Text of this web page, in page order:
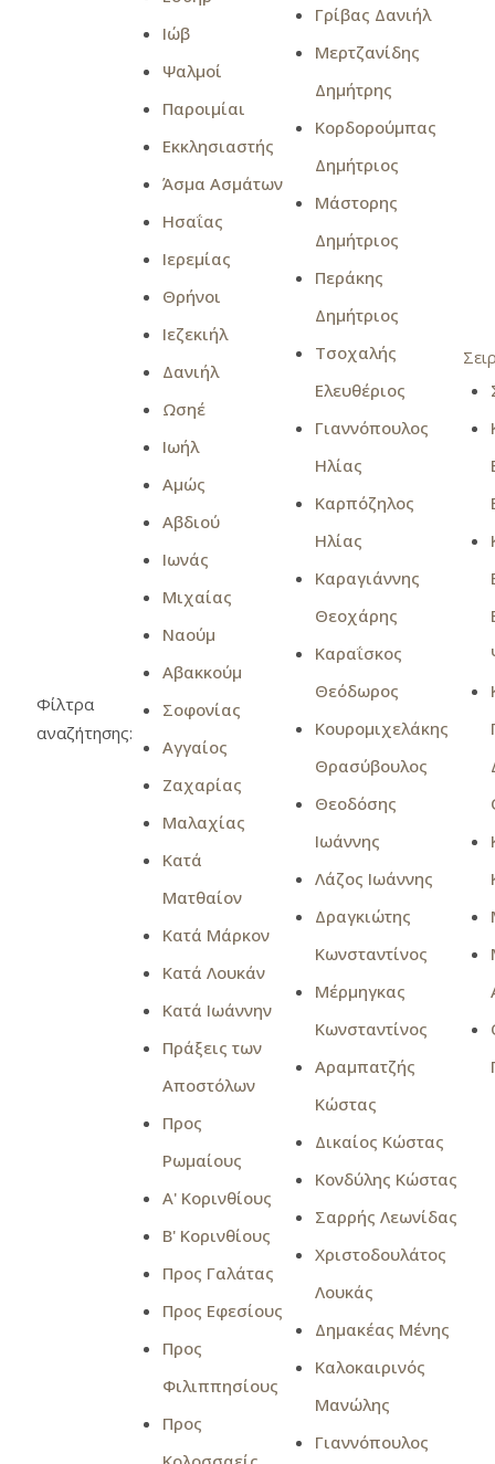
Φίλτρα
αναζήτησης:
Ιώβ
Ψαλμοί
Παροιμίαι
Εκκλησιαστής
Άσμα Ασμάτων
Ησαΐας
Ιερεμίας
Θρήνοι
Ιεζεκιήλ
Δανιήλ
Ωσηέ
Ιωήλ
Αμώς
Αβδιού
Ιωνάς
Μιχαίας
Ναούμ
Αβακκούμ
Σοφονίας
Αγγαίος
Ζαχαρίας
Μαλαχίας
Κατά
Ματθαίον
Κατά Μάρκον
Κατά Λουκάν
Κατά Ιωάννην
Πράξεις των
Αποστόλων
Προς
Ρωμαίους
Α' Κορινθίους
Β' Κορινθίους
Προς Γαλάτας
Προς Εφεσίους
Προς
Φιλιππησίους
Προς
Γρίβας Δανιήλ
Μερτζανίδης
Δημήτρης
Κορδορούμπας
Δημήτριος
Μάστορης
Δημήτριος
Περάκης
Δημήτριος
Τσοχαλής
Ελευθέριος
Γιαννόπουλος
Ηλίας
Καρπόζηλος
Ηλίας
Καραγιάννης
Θεοχάρης
Καραΐσκος
Θεόδωρος
Κουρομιχελάκης
Θρασύβουλος
Θεοδόσης
Ιωάννης
Λάζος Ιωάννης
Δραγκιώτης
Κωνσταντίνος
Μέρμηγκας
Κωνσταντίνος
Αραμπατζής
Κώστας
Δικαίος Κώστας
Κονδύλης Κώστας
Σαρρής Λεωνίδας
Χριστοδουλάτος
Λουκάς
Δημακέας Μένης
Καλοκαιρινός
Μανώλης
Γιαννόπουλος